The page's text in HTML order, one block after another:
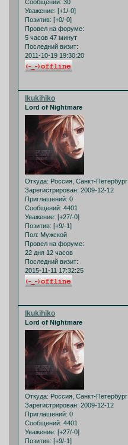
Сообщений: 30
Уважение: [+1/-0]
Позитив: [+0/-0]
Провел на форуме:
5 часов 47 минут
Последний визит:
2011-10-19 19:30:20
Ikukihiko
Lord of Nightmare
Откуда: Россия, Санкт-Петербург
Зарегистрирован: 2009-12-12
Приглашений: 0
Сообщений: 4401
Уважение: [+27/-0]
Позитив: [+9/-1]
Пол: Мужской
Провел на форуме:
22 дня 12 часов
Последний визит:
2015-11-11 17:32:25
Ikukihiko
Lord of Nightmare
Откуда: Россия, Санкт-Петербург
Зарегистрирован: 2009-12-12
Приглашений: 0
Сообщений: 4401
Уважение: [+27/-0]
Позитив: [+9/-1]